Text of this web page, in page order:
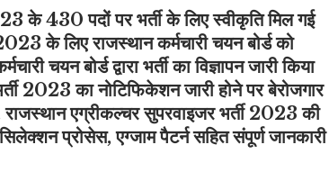
के 430 पदों पर भर्ती के लिए स्वीकृति मिल गई
के लिए राजस्थान कर्मचारी चयन बोर्ड को
चयन बोर्ड द्वारा भर्ती का विज्ञापन जारी किया
2023 का नोटिफिकेशन जारी होने पर बेरोजगार
राजस्थान एग्रीकल्चर सुपरवाइजर भर्ती 2023 की
प्रोसेस, एग्जाम पैटर्न सहित संपूर्ण जानकारी